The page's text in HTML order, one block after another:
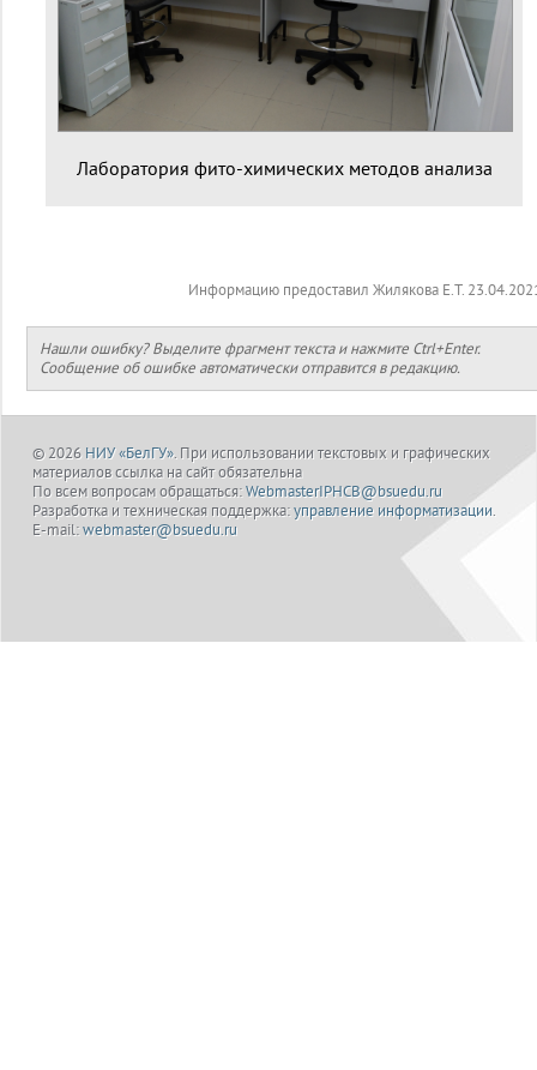
Лаборатория фито-химических методов анализа
Информацию предоставил Жилякова Е.Т.
Нашли ошибку? Выделите фрагмент текста и нажмите Ctrl+Enter.
Сообщение об ошибке автоматически отправится в редакцию.
© 2026 НИУ «БелГУ». При использовании текстовых и графических
материалов ссылка на сайт обязательна
По всем вопросам обращаться: WebmasterIPHCB@bsuedu.ru
Разработка и техническая поддержка: управление информатизации.
E-mail: webmaster@bsuedu.ru